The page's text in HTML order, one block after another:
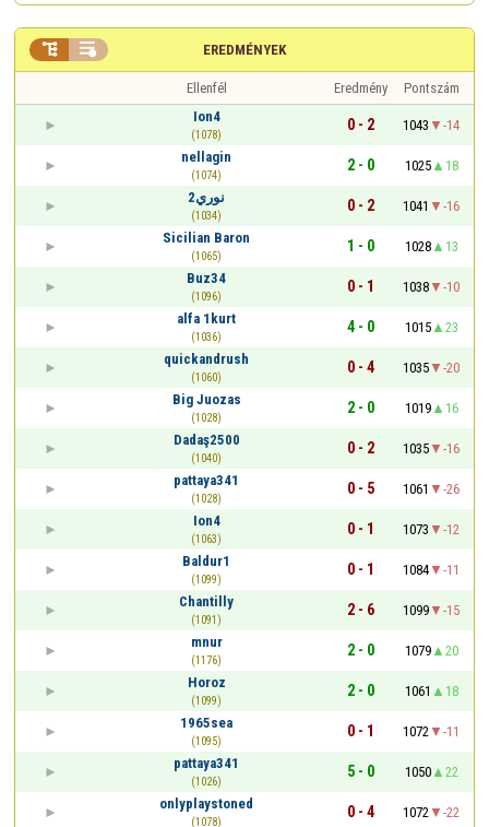
EREDMÉNYEK
 
Ellenfél Eredmény
Pontszám
Ion4
(1078)
0 - 2 1043
-14
nellagin
(1074)
2 - 0 1025
18
نوري2
(1034)
0 - 2 1041
-16
Sicilian Baron
(1065)
1 - 0 1028
13
Buz34
(1096)
0 - 1 1038
-10
alfa 1kurt
(1036)
4 - 0 1015
23
quickandrush
(1060)
0 - 4 1035
-20
Big Juozas
(1028)
2 - 0 1019
16
Dadaş2500
(1040)
0 - 2 1035
-16
pattaya341
(1028)
0 - 5 1061
-26
Ion4
(1063)
0 - 1 1073
-12
Baldur1
(1099)
0 - 1 1084
-11
Chantilly
(1091)
2 - 6 1099
-15
mnur
(1176)
2 - 0 1079
20
Horoz
(1099)
2 - 0 1061
18
1965sea
(1095)
0 - 1 1072
-11
pattaya341
(1026)
5 - 0 1050
22
onlyplaystoned
(1078)
0 - 4 1072 -22